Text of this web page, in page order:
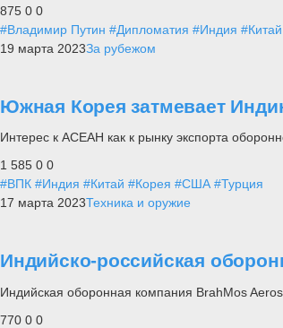
875 0 0
#Владимир Путин #Дипломатия #Индия #Китай
19 марта 2023За рубежом
Южная Корея затмевает
Интерес к АСЕАН как к рынку экспорта
1 585 0 0
#ВПК #Индия #Китай #Корея #США #Турция
17 марта 2023Техника и оружие
Индийско-российская
Индийская оборонная компания BrahMos
770 0 0